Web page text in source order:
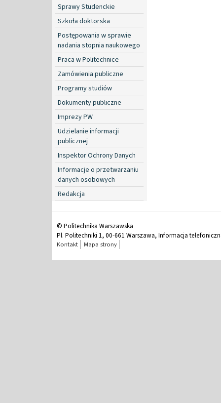
Sprawy Studenckie
Szkoła doktorska
Postępowania w sprawie
nadania stopnia naukowego
Praca w Politechnice
Zamówienia publiczne
Programy studiów
Dokumenty publiczne
Imprezy PW
Udzielanie informacji
publicznej
Inspektor Ochrony Danych
Informacje o przetwarzaniu
danych osobowych
Redakcja
© Politechnika Warszawska
Pl. Politechniki 1, 00-661 Warszawa, Informacja
Kontakt Mapa strony